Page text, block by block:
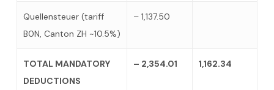
Quellensteuer (tariff
B0N, Canton ZH ~10.5%)
– 1,137.50
TOTAL MANDATORY
DEDUCTIONS
– 2,354.01 1,162.34